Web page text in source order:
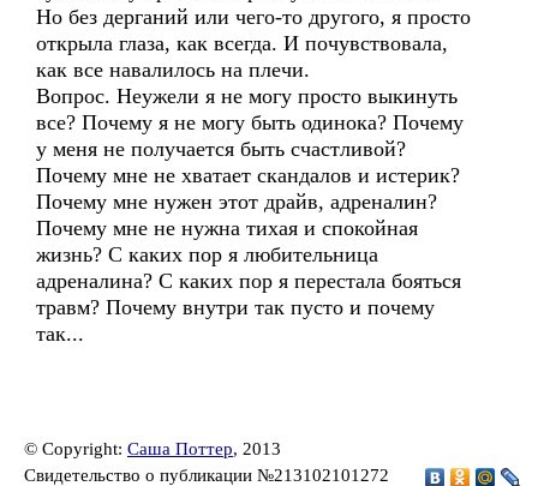
Но без дерганий или чего-то другого, я просто
открыла глаза, как всегда. И почувствовала,
как все навалилось на плечи.
Вопрос. Неужели я не могу просто выкинуть
все? Почему я не могу быть одинока? Почему
у меня не получается быть счастливой?
Почему мне не хватает скандалов и истерик?
Почему мне нужен этот драйв, адреналин?
Почему мне не нужна тихая и спокойная
жизнь? С каких пор я любительница
адреналина? С каких пор я перестала бояться
травм? Почему внутри так пусто и почему
так...
© Copyright: Саша Поттер, 2013
Свидетельство о публикации №213102101272